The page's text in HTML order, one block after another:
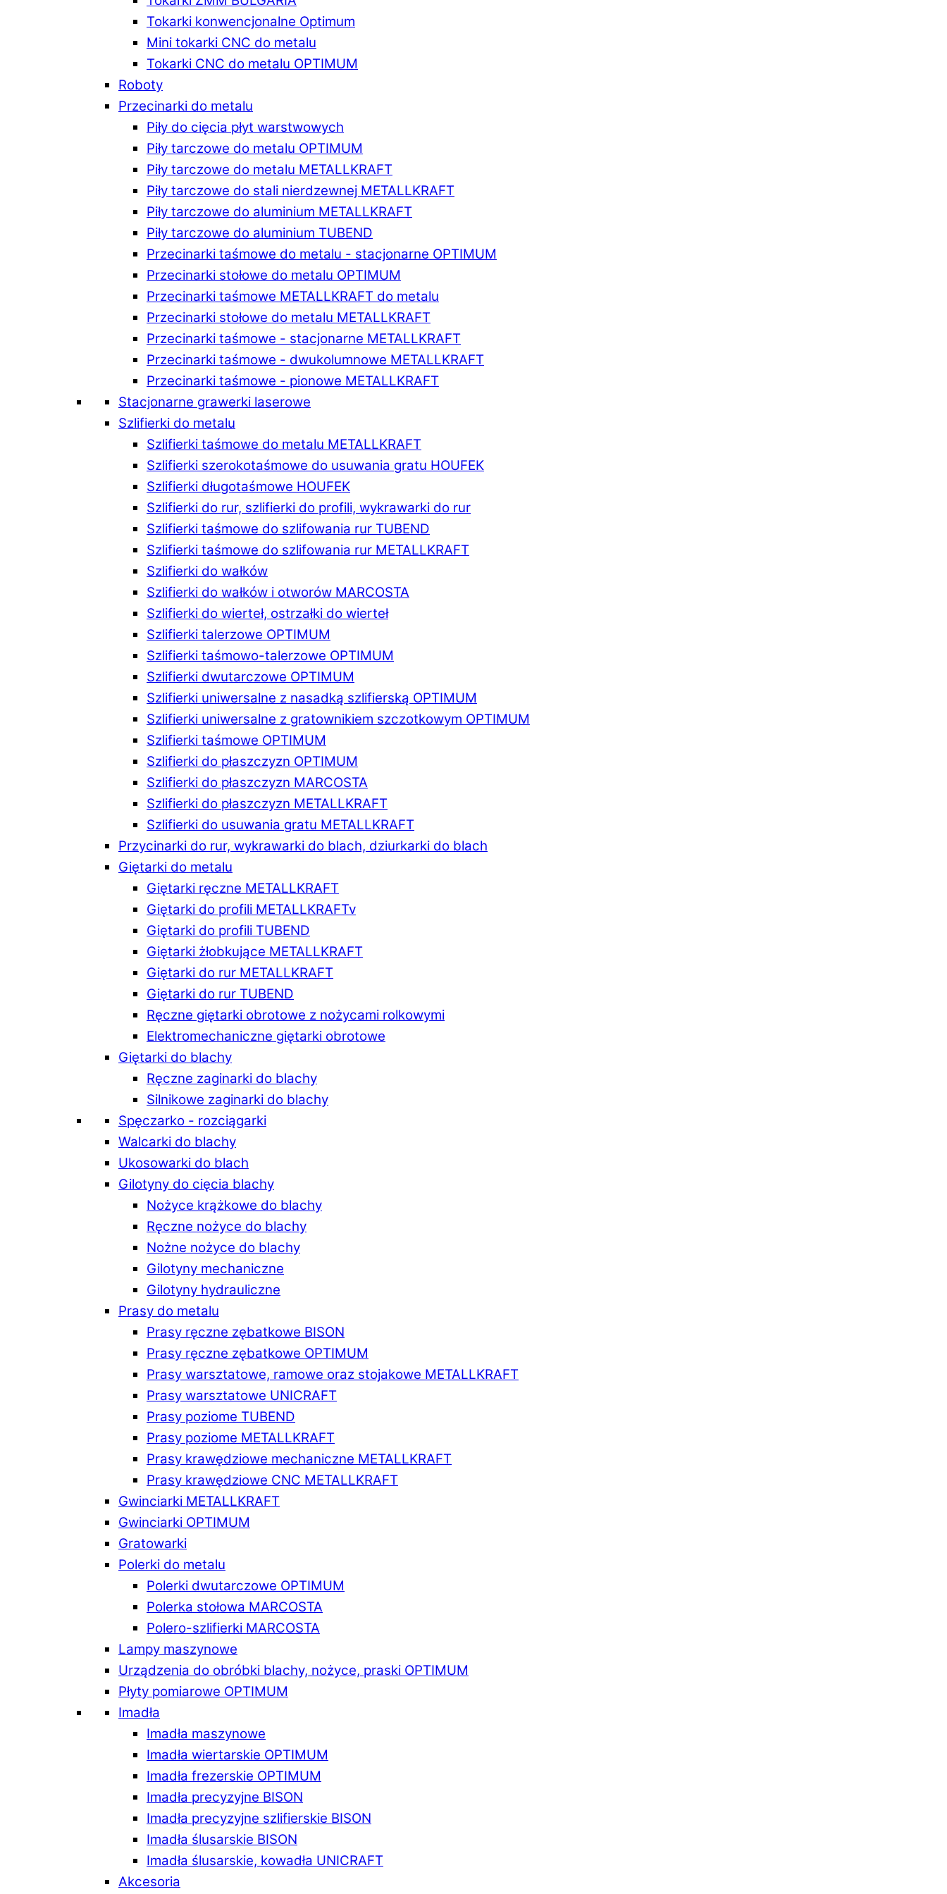
Tokarki konwencjonalne Optimum
Mini tokarki CNC do metalu
Tokarki CNC do metalu OPTIMUM
Roboty
Przecinarki do metalu
Piły do cięcia płyt warstwowych
Piły tarczowe do metalu OPTIMUM
Piły tarczowe do metalu METALLKRAFT
Piły tarczowe do stali nierdzewnej METALLKRAFT
Piły tarczowe do aluminium METALLKRAFT
Piły tarczowe do aluminium TUBEND
Przecinarki taśmowe do metalu - stacjonarne OPTIMUM
Przecinarki stołowe do metalu OPTIMUM
Przecinarki taśmowe METALLKRAFT do metalu
Przecinarki stołowe do metalu METALLKRAFT
Przecinarki taśmowe - stacjonarne METALLKRAFT
Przecinarki taśmowe - dwukolumnowe METALLKRAFT
Przecinarki taśmowe - pionowe METALLKRAFT
Stacjonarne grawerki laserowe
Szlifierki do metalu
Szlifierki taśmowe do metalu METALLKRAFT
Szlifierki szerokotaśmowe do usuwania gratu HOUFEK
Szlifierki długotaśmowe HOUFEK
Szlifierki do rur, szlifierki do profili, wykrawarki do rur
Szlifierki taśmowe do szlifowania rur TUBEND
Szlifierki taśmowe do szlifowania rur METALLKRAFT
Szlifierki do wałków
Szlifierki do wałków i otworów MARCOSTA
Szlifierki do wierteł, ostrzałki do wierteł
Szlifierki talerzowe OPTIMUM
Szlifierki taśmowo-talerzowe OPTIMUM
Szlifierki dwutarczowe OPTIMUM
Szlifierki uniwersalne z nasadką szlifierską OPTIMUM
Szlifierki uniwersalne z gratownikiem szczotkowym OPTIMUM
Szlifierki taśmowe OPTIMUM
Szlifierki do płaszczyzn OPTIMUM
Szlifierki do płaszczyzn MARCOSTA
Szlifierki do płaszczyzn METALLKRAFT
Szlifierki do usuwania gratu METALLKRAFT
Przycinarki do rur, wykrawarki do blach, dziurkarki do blach
Giętarki do metalu
Giętarki ręczne METALLKRAFT
Giętarki do profili METALLKRAFTv
Giętarki do profili TUBEND
Giętarki żłobkujące METALLKRAFT
Giętarki do rur METALLKRAFT
Giętarki do rur TUBEND
Ręczne giętarki obrotowe z nożycami rolkowymi
Elektromechaniczne giętarki obrotowe
Giętarki do blachy
Ręczne zaginarki do blachy
Silnikowe zaginarki do blachy
Spęczarko - rozciągarki
Walcarki do blachy
Ukosowarki do blach
Gilotyny do cięcia blachy
Nożyce krążkowe do blachy
Ręczne nożyce do blachy
Nożne nożyce do blachy
Gilotyny mechaniczne
Gilotyny hydrauliczne
Prasy do metalu
Prasy ręczne zębatkowe BISON
Prasy ręczne zębatkowe OPTIMUM
Prasy warsztatowe, ramowe oraz stojakowe METALLKRAFT
Prasy warsztatowe UNICRAFT
Prasy poziome TUBEND
Prasy poziome METALLKRAFT
Prasy krawędziowe mechaniczne METALLKRAFT
Prasy krawędziowe CNC METALLKRAFT
Gwinciarki METALLKRAFT
Gwinciarki OPTIMUM
Gratowarki
Polerki do metalu
Polerki dwutarczowe OPTIMUM
Polerka stołowa MARCOSTA
Polero-szlifierki MARCOSTA
Lampy maszynowe
Urządzenia do obróbki blachy, nożyce, praski OPTIMUM
Płyty pomiarowe OPTIMUM
Imadła
Imadła maszynowe
Imadła wiertarskie OPTIMUM
Imadła frezerskie OPTIMUM
Imadła precyzyjne BISON
Imadła precyzyjne szlifierskie BISON
Imadła ślusarskie BISON
Imadła ślusarskie, kowadła UNICRAFT
Akcesoria